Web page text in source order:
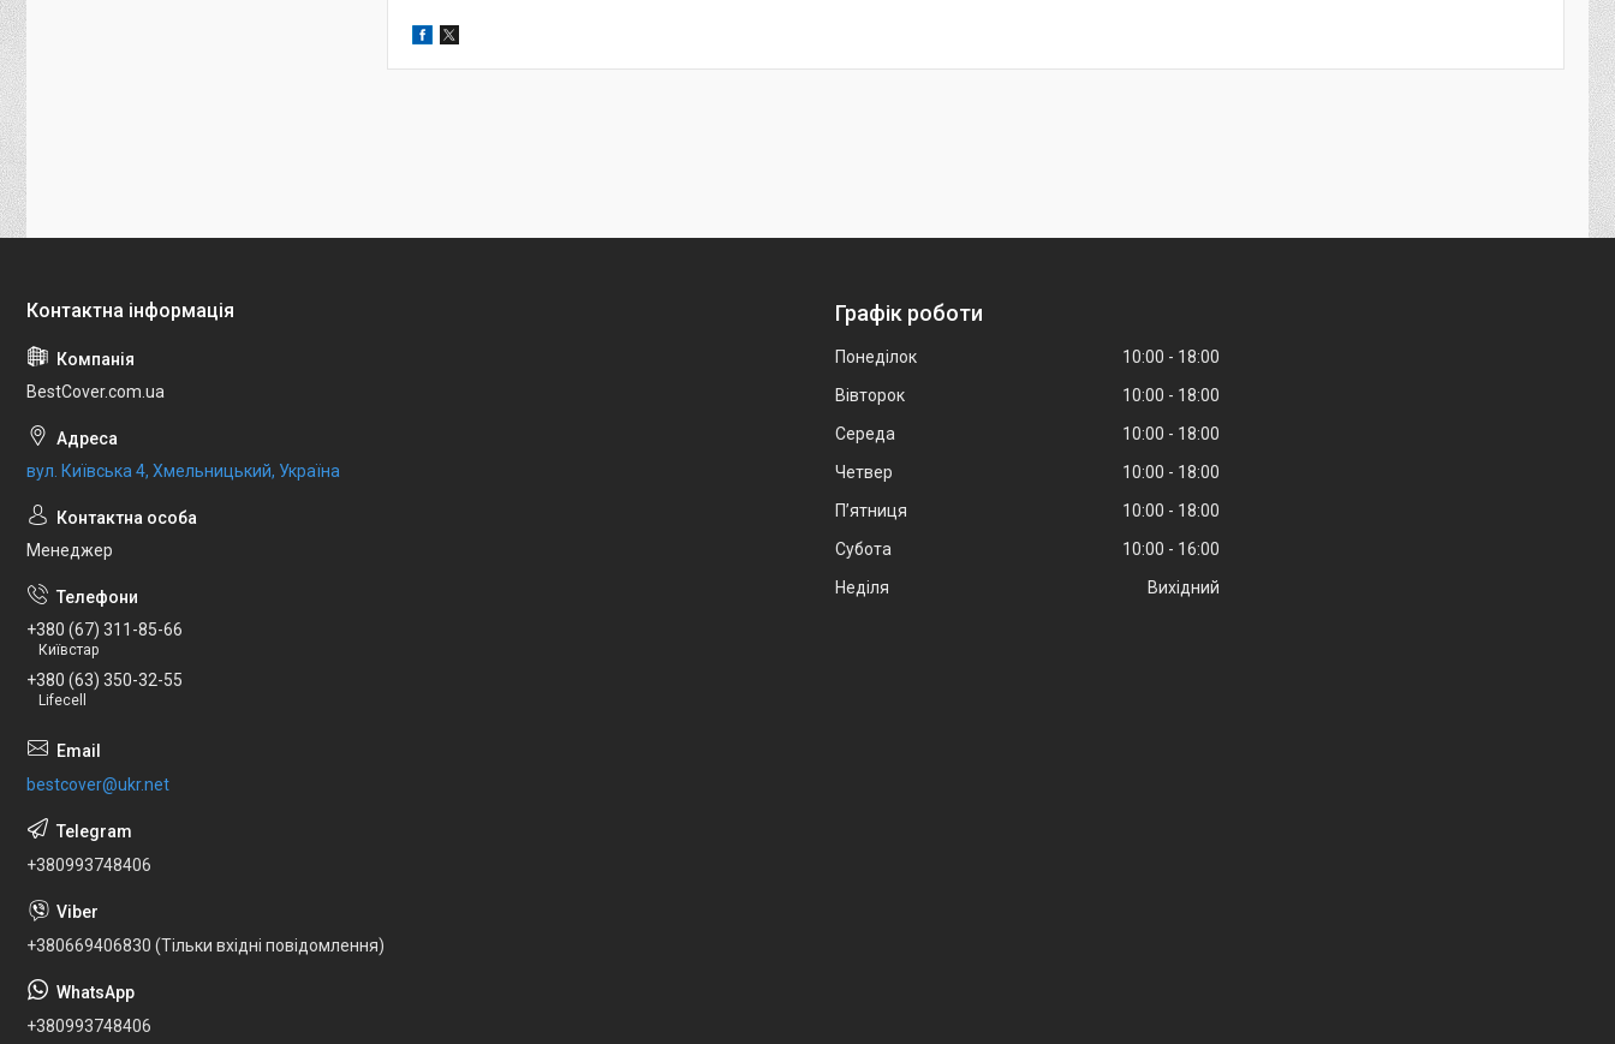
BestCover.com.ua
вул. Київська 4, Хмельницький, Україна
Менеджер
+380 (67) 311-85-66
Київстар
+380 (63) 350-32-55
Lifecell
bestcover@ukr.net
+380993748406
+380669406830 (Тільки вхідні повідомлення)
+380993748406
Графік роботи
Понеділок 10:00
18:00
Вівторок
10:00
18:00
Середа
10:00
18:00
Четвер
10:00
18:00
Пʼятниця
10:00
18:00
Субота
10:00
16:00
Неділя
Вихідний